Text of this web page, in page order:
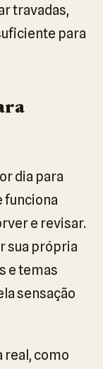
travadas,
para
dia para
funciona
e revisar.
sua própria
e temas
sensação
real, como